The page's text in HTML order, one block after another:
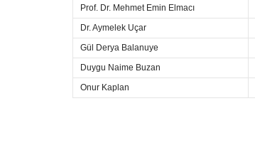
Prof. Dr. Mehmet Emin Elmacı
Dr. Aymelek Uçar
Gül Derya Balanuye
Duygu Naime Buzan
Onur Kaplan